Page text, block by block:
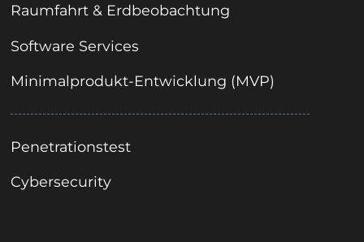
Raumfahrt & Erdbeobachtung
Software Services
Minimalprodukt-Entwicklung (MVP)
Penetrationstest
Cybersecurity